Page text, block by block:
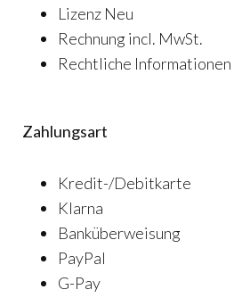
Lizenz Neu
Rechnung incl. MwSt.
Rechtliche Informationen
Zahlungsart
Kredit-/Debitkarte
Klarna
Banküberweisung
PayPal
G-Pay